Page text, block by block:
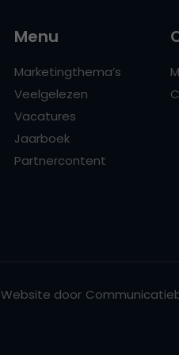
Menu
Marketingthema’s
Veelgelezen
Vacatures
Jaarboek
Partnercontent
Website door